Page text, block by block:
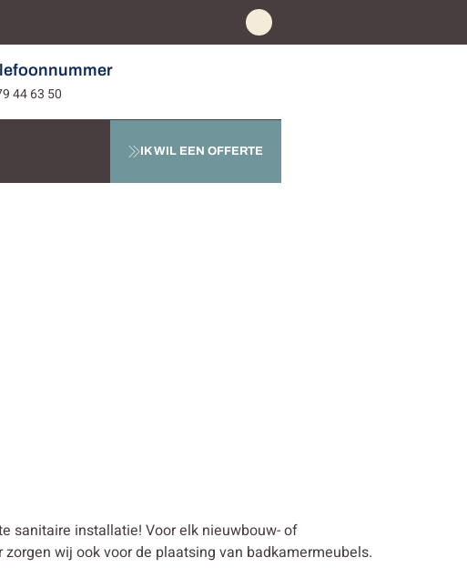
44 63 50
IK WIL EEN OFFERTE
sanitaire installatie! Voor elk nieuwbouw- of
wij ook voor de plaatsing van badkamermeubels.